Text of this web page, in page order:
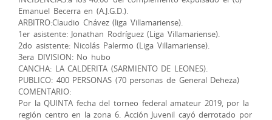
Emanuel Becerra en (A.J.G.D.).
ARBITRO:Claudio Chávez (liga Villamariense).
1er asistente: Jonathan Rodríguez (Liga Villamariense).
2do asistente: Nicolás Palermo (Liga Villamariense).
3era DIVISION: No hubo
CANCHA: LA CALDERITA (SARMIENTO DE LEONES).
PUBLICO: 400 PERSONAS (70 personas de General Deheza)
COMENTARIO:
Por la QUINTA fecha del torneo federal amateur 2019, por la
región centro en la zona 6. Acción Juvenil cayó derrotado por